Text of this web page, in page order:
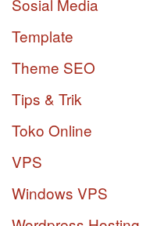
Sosial Media
Template
Theme SEO
Tips & Trik
Toko Online
VPS
Windows VPS